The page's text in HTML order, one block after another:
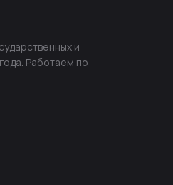
и
Работаем по